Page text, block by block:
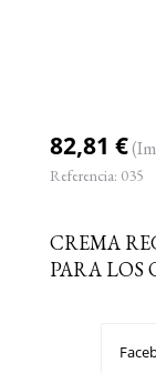
82,81 €
Referencia: 035
CREMA
PARA LOS